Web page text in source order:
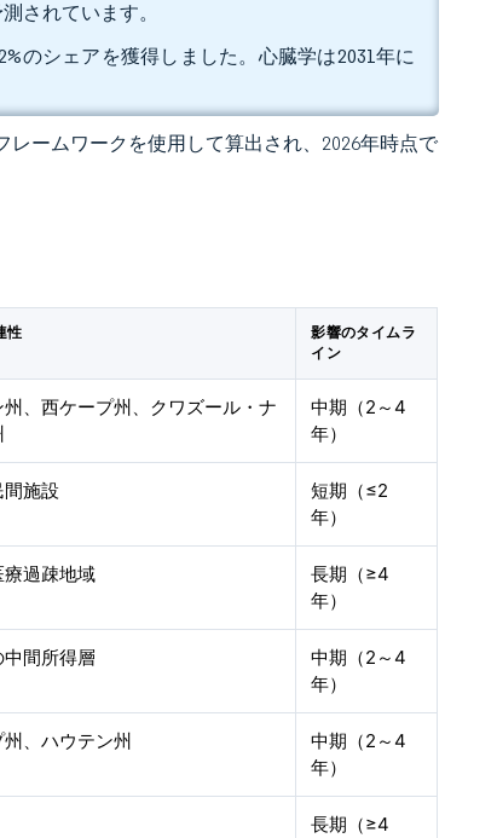
されています。
のシェアを獲得しました。心臓学は2031年に
ームワークを使用して算出され、2026年時点で
性
影響のタイムラ
イン
、西ケープ州、クワズール・ナ
中期（2～4
年）
間施設
短期（≤2
年）
過疎地域
長期（≥4
年）
間所得層
中期（2～4
年）
、ハウテン州
中期（2～4
年）
長期（≥4